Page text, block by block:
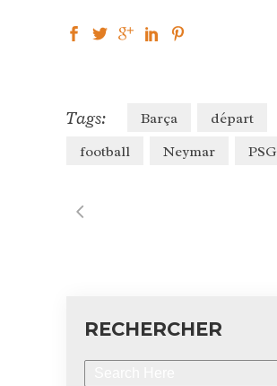
Tags: Barça
départ
football
Neymar PSG
RECHERCHER